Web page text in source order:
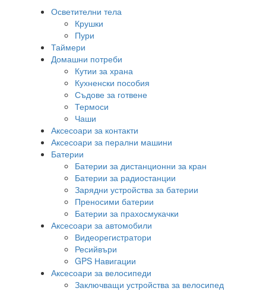
Осветителни тела
Крушки
Пури
Таймери
Домашни потреби
Кутии за храна
Кухненски пособия
Съдове за готвене
Термоси
Чаши
Аксесоари за контакти
Аксесоари за перални машини
Батерии
Батерии за дистанционни за кран
Батерии за радиостанции
Зарядни устройства за батерии
Преносими батерии
Батерии за прахосмукачки
Аксесоари за автомобили
Видеорегистратори
Ресийвъри
GPS Навигации
Аксесоари за велосипеди
Заключващи устройства за велосипед